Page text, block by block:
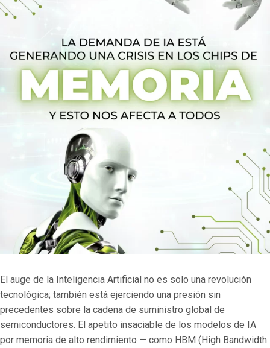
El auge de la Inteligencia Artificial no es solo una revolución
tecnológica; también está ejerciendo una presión sin
precedentes sobre la cadena de suministro global de
semiconductores. El apetito insaciable de los modelos de IA
por memoria de alto rendimiento — como HBM (High Bandwidth